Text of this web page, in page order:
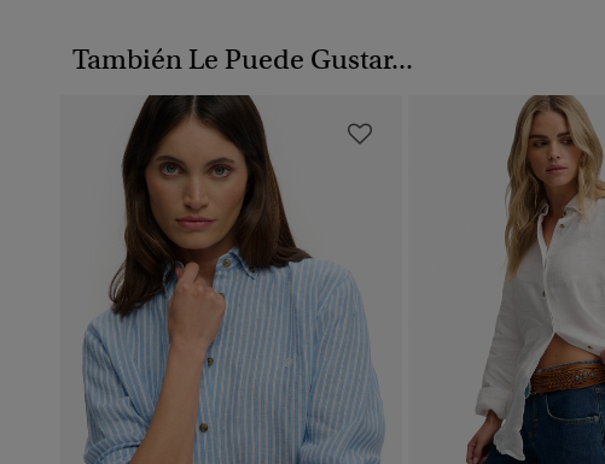
También Le Puede Gustar...